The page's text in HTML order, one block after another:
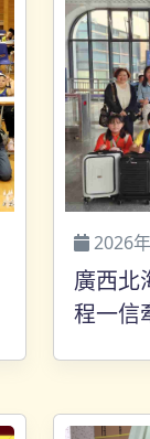
2026
廣西北
程一信